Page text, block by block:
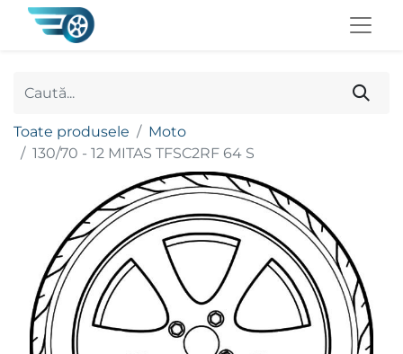
Toate produsele
Moto
130/70 - 12 MITAS TFSC2RF 64 S